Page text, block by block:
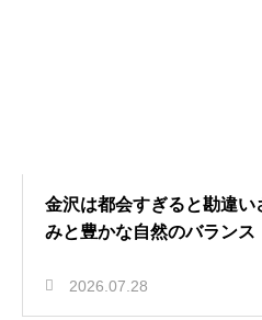
金沢は都会すぎると勘違
みと豊かな自然のバランス
2026.07.28